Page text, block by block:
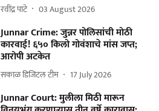
रवींद्र पाटे 03 August 2026
Junnar Crime: जुन्नर पोलिसांची मोठी
कारवाई! ६५० किलो गोवंशाचे मांस जप्त;
आरोपी अटकेत
सकाळ डिजिटल टीम 17 July 2026
Junnar Court: मुलीला मिठी मारून